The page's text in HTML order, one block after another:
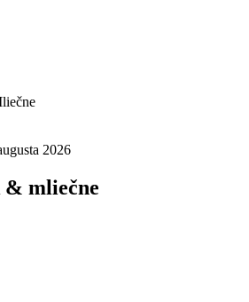
2026
& mliečne